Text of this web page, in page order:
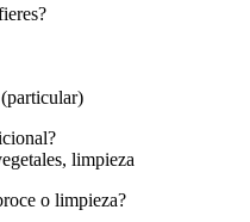
limpieza
o limpieza?